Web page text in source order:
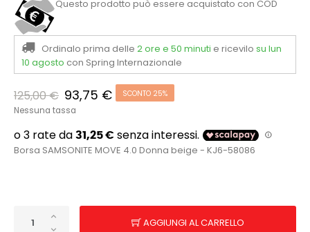
Questo prodotto può essere acquistato con COD
Ordinalo prima delle 2 ore e 50 minuti e ricevilo su lun
10 agosto con Spring Internazionale
125,00 € 93,75 € SCONTO 25%
Nessuna tassa
Borsa SAMSONITE MOVE 4.0 Donna beige - KJ6-58086
AGGIUNGI AL CARRELLO